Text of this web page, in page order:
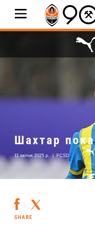
Шахтар
11 квітня 2025 р. | FCSD
SHARE